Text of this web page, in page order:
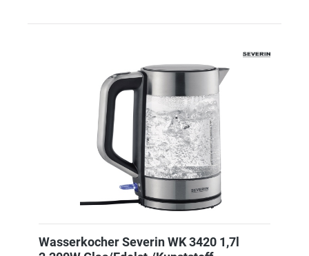
Wasserkocher Severin WK 3420 1,7l